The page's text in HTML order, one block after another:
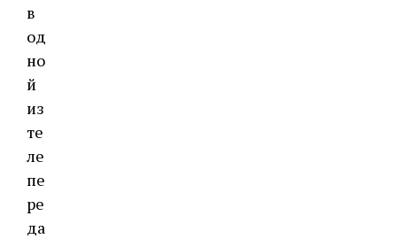
в
од
но
й
из
те
ле
пе
ре
да